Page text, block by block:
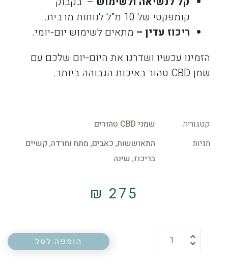
קומפקטי של 10 מ"ל לנוחות מרבית.
ריכוז עדין – מתאים לשימוש יום-יומי.
הזמינו עכשיו ושדרגו את היום-יום שלכם עם
שמן CBD טהור באיכות הגבוהה ביותר.
קטגוריה
שמני CBD טהורים
תגיות
התאוששות, כאבים, מתח וחרדה, קשיים
בריכוז, שינה
₪ 275
הוספה לסל